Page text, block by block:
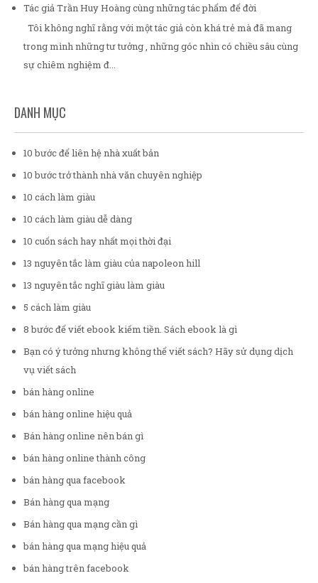
Tác giả Trần Huy Hoàng cùng những tác phẩm để đời
Tôi không nghĩ rằng với một tác giả còn khá trẻ mà đã mang
trong mình những tư tưởng , những góc nhìn có chiều sâu cùng
sự chiêm nghiệm đ...
DANH MỤC
10 bước để liên hệ nhà xuất bản
10 bước trở thành nhà văn chuyên nghiệp
10 cách làm giàu
10 cách làm giàu dễ dàng
10 cuốn sách hay nhất mọi thời đại
13 nguyên tắc làm giàu của napoleon hill
13 nguyên tắc nghĩ giàu làm giàu
5 cách làm giàu
8 bước để viết ebook kiếm tiền. Sách ebook là gì
Bạn có ý tưởng nhưng không thể viết sách? Hãy sử dụng dịch
vụ viết sách
bán hàng online
bán hàng online hiệu quả
Bán hàng online nên bán gì
bán hàng online thành công
bán hàng qua facebook
Bán hàng qua mạng
Bán hàng qua mạng cần gì
bán hàng qua mạng hiệu quả
bán hàng trên facebook